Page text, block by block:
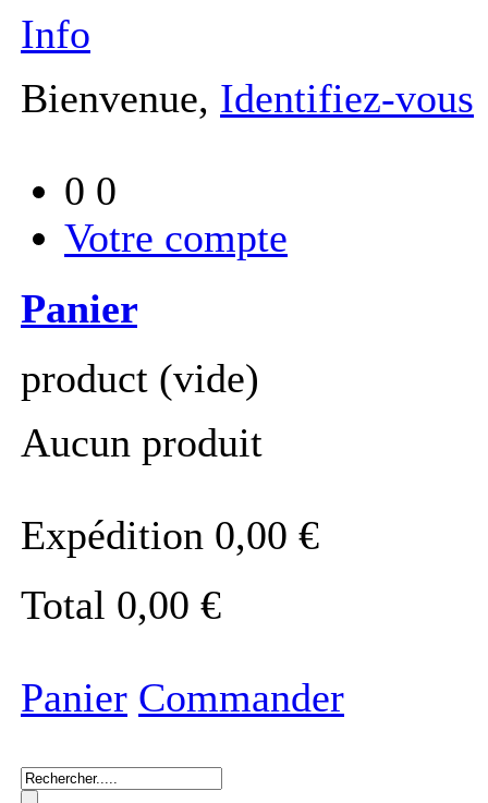
Info
Bienvenue, Identifiez-vous
0 0
Votre compte
Panier
product (vide)
Aucun produit
Expédition 0,00 €
Total 0,00 €
Panier Commander